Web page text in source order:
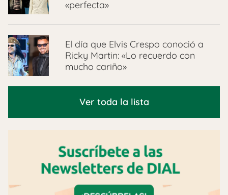
«perfecta»
El día que Elvis Crespo conoció a
Ricky Martin: «Lo recuerdo con
mucho cariño»
Ver toda la lista